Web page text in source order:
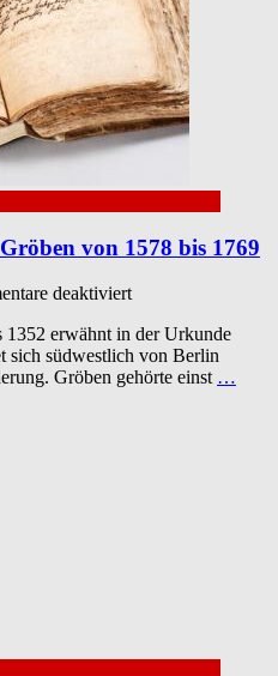
von 1578 bis 1769
deaktiviertfür
Online
Kirchenbuch
Gröben
erwähnt in der Urkunde
sich südwestlich von Berlin
Gröben gehörte einst …